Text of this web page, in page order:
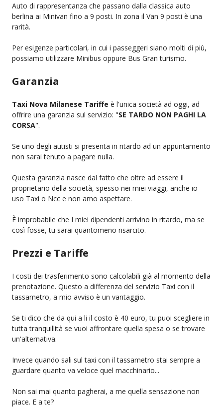
Auto di rappresentanza che passano dalla classica auto
berlina ai Minivan fino a 9 posti. In zona il Van 9 posti è una
rarità.
Per esigenze particolari, in cui i passeggeri siano molti di più,
possiamo utilizzare Minibus oppure Bus Gran turismo.
Garanzia
Taxi Nova Milanese Tariffe è l'unica società ad oggi, ad
offrire una garanzia sul servizio: "SE TARDO NON PAGHI LA
CORSA".
Se uno degli autisti si presenta in ritardo ad un appuntamento
non sarai tenuto a pagare nulla.
Questa garanzia nasce dal fatto che oltre ad essere il
proprietario della società, spesso nei miei viaggi, anche io
uso Taxi o Ncc e non amo aspettare.
È improbabile che I miei dipendenti arrivino in ritardo, ma se
così fosse, tu sarai quantomeno risarcito.
Prezzi e Tariffe
I costi dei trasferimento sono calcolabili già al momento della
prenotazione. Questo a differenza del servizio Taxi con il
tassametro, a mio avviso è un vantaggio.
Se ti dico che da qui a li il costo è 40 euro, tu puoi scegliere in
tutta tranquillità se vuoi affrontare quella spesa o se trovare
un'alternativa.
Invece quando sali sul taxi con il tassametro stai sempre a
guardare quanto va veloce quel macchinario...
Non sai mai quanto pagherai, a me quella sensazione non
piace. E a te?